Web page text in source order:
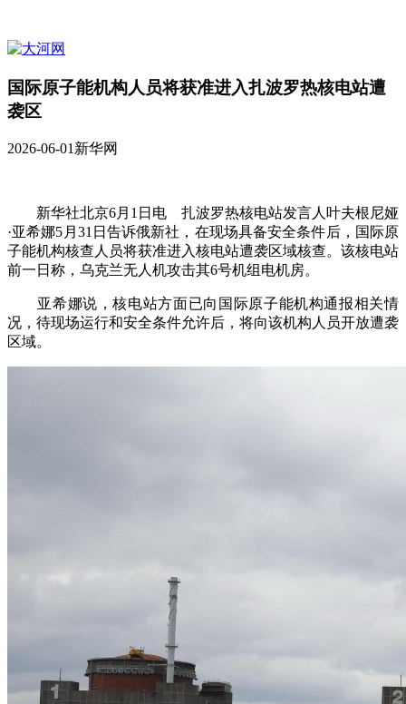
国际原子能机构人员将获准进入扎波罗热核电站遭
袭区
2026-06-01新华网
新华社北京6月1日电 扎波罗热核电站发言人叶夫根尼娅
·亚希娜5月31日告诉俄新社，在现场具备安全条件后，国际原
子能机构核查人员将获准进入核电站遭袭区域核查。该核电站
前一日称，乌克兰无人机攻击其6号机组电机房。
亚希娜说，核电站方面已向国际原子能机构通报相关情
况，待现场运行和安全条件允许后，将向该机构人员开放遭袭
区域。